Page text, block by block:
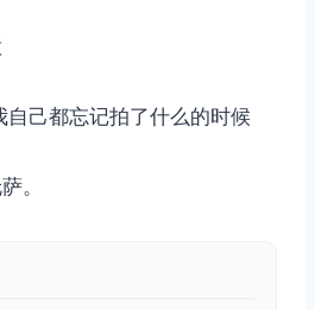
自己都忘记拍了什么的时候
。